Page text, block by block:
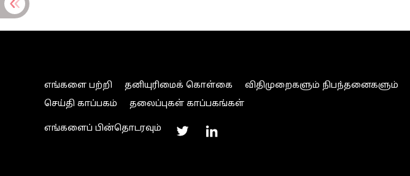
எங்களை பற்றி தனியுரிமைக் கொள்கை விதிமுறைகளும் நிபந்தனைகளும்
செய்தி காப்பகம்
தலைப்புகள் காப்பகங்கள்
எங்களைப் பின்தொடரவும்